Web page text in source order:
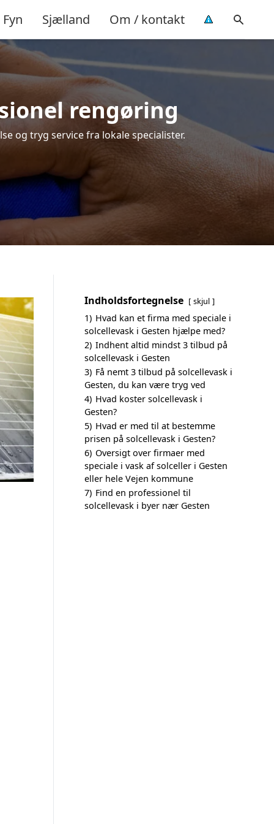
Fyn Sjælland Om / kontakt
rengøring
og tryg service fra lokale specialister.
Indholdsfortegnelse skjul
1) Hvad kan et firma med speciale i
solcellevask i Gesten hjælpe med?
2) Indhent altid mindst 3 tilbud på
solcellevask i Gesten
3) Få nemt 3 tilbud på solcellevask i
Gesten, du kan være tryg ved
4) Hvad koster solcellevask i
Gesten?
5) Hvad er med til at bestemme
prisen på solcellevask i Gesten?
6) Oversigt over firmaer med
speciale i vask af solceller i Gesten
eller hele Vejen kommune
7) Find en professionel til
solcellevask i byer nær Gesten